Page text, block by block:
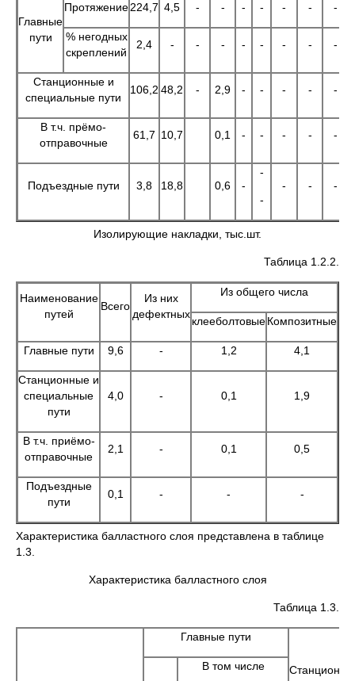
Главные
пути
Протяжение224,7 4,5 - - - - - - -
% негодных
скреплений
2,4 - - - - - - - -
Станционные и
специальные пути
106,2 48,2 - 2,9 - - - - -
В т.ч. прёмо-
отправочные
61,7 10,7 0,1 - - - - -
Подъездные пути 3,8 18,8 0,6 -
-
-
- - -
Изолирующие накладки, тыс.шт.
Таблица 1.2.2.
Наименование
путей
Всего
Из них
дефектных
Из общего числа
клееболтовыеКомпозитные
Главные пути 9,6 - 1,2 4,1
Станционные и
специальные
пути
4,0 - 0,1 1,9
В т.ч. приёмо-
отправочные
2,1 - 0,1 0,5
Подъездные
пути
0,1 - - -
Характеристика балластного слоя представлена в таблице
1.3.
Характеристика балластного слоя
Таблица 1.3.
Главные пути
В том числе